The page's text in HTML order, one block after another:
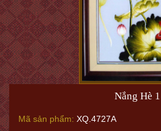
Nắng Hè 1
Mã sản phẩm: XQ.4727A